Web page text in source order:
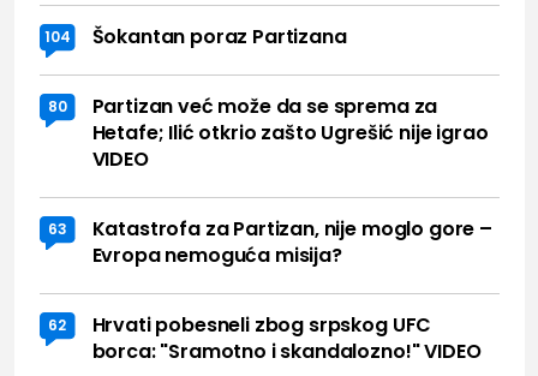
104 Šokantan poraz Partizana
80
Partizan već može da se sprema za
Hetafe; Ilić otkrio zašto Ugrešić nije igrao
VIDEO
63
Katastrofa za Partizan, nije moglo gore –
Evropa nemoguća misija?
62
Hrvati pobesneli zbog srpskog UFC
borca: "Sramotno i skandalozno!" VIDEO